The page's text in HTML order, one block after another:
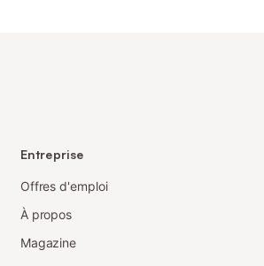
Entreprise
Offres d'emploi
À propos
Magazine